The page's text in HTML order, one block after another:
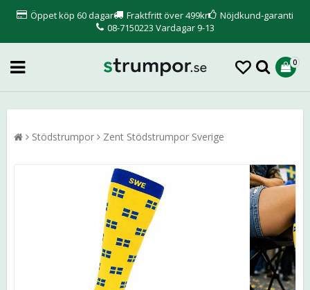
Öppet köp 60 dagar Fraktfritt över 499kr
Nöjdkund-garanti
08-7150223 Vardagar 9-13
0
Stödstrumpor Zent Stödstrumpor Sverige